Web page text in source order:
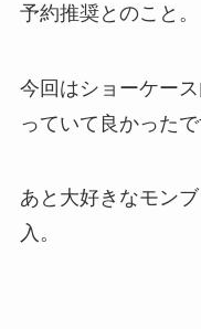
予約推奨とのこと。
今回はショーケー
っていて良かったで
あと大好きなモン
入。